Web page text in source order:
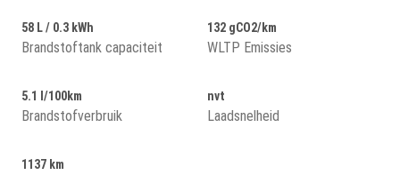
58 L / 0.3 kWh
Brandstoftank capaciteit
132 gCO2/km
WLTP Emissies
5.1 l/100km
Brandstofverbruik
nvt
Laadsnelheid
1137 km